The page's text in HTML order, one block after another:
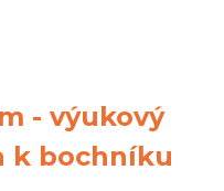
- výukový
k bochníku